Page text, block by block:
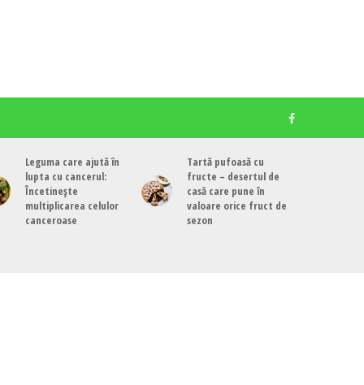
Leguma care ajută în
lupta cu cancerul:
Încetinește
multiplicarea celulor
canceroase
Tartă pufoasă cu
fructe – desertul de
casă care pune în
valoare orice fruct de
sezon